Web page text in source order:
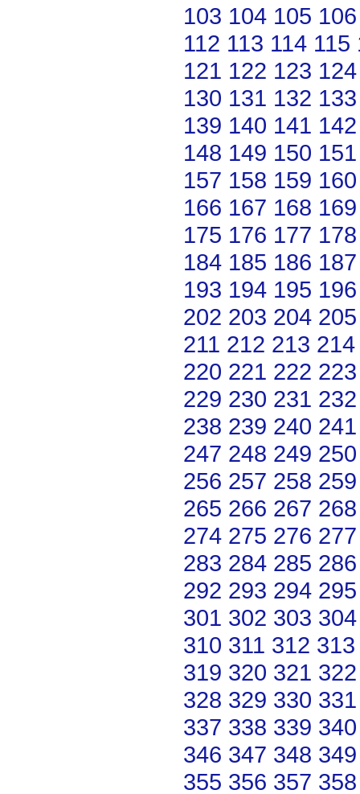
103 104 105 106
112 113 114 115
121 122 123 124
130 131 132 133
139 140 141 142
148 149 150 151
157 158 159 160
166 167 168 169
175 176 177 178
184 185 186 187
193 194 195 196
202 203 204 205
211 212 213 214
220 221 222 223
229 230 231 232
238 239 240 241
247 248 249 250
256 257 258 259
265 266 267 268
274 275 276 277
283 284 285 286
292 293 294 295
301 302 303 304
310 311 312 313
319 320 321 322
328 329 330 331
337 338 339 340
346 347 348 349
355 356 357 358